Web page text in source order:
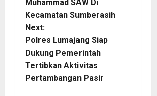
t
n
a
v
Muhammad SAW Di
Kecamatan Sumberasih
Next:
Polres Lumajang Siap
Dukung Pemerintah
Tertibkan Aktivitas
Pertambangan Pasir